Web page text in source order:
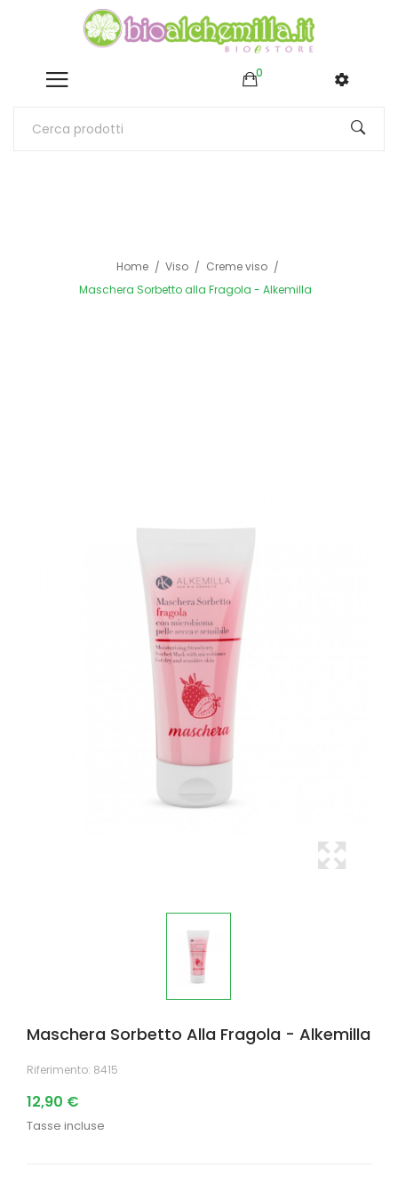
0
Home Viso
Creme viso
Maschera Sorbetto alla Fragola - Alkemilla
Maschera Sorbetto Alla Fragola - Alkemilla
Riferimento: 8415
12,90 €
Tasse incluse